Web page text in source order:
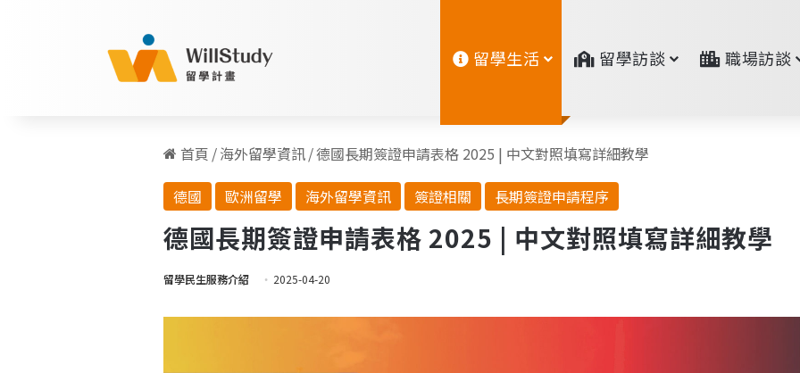
留學生活 留學訪談 職場訪談
首頁 /海外留學資訊/德國長期簽證申請表格 2025 | 中文對照填寫詳細教學
德國
歐洲留學 海外留學資訊 簽證相關 長期簽證申請程序
德國長期簽證申請表格 2025 | 中文對照填寫詳細教學
留學民生服務介紹 2025-04-20